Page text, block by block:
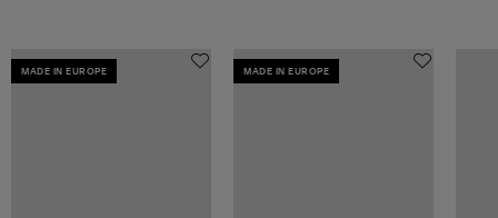
MADE IN EUROPE MADE IN EUROPE